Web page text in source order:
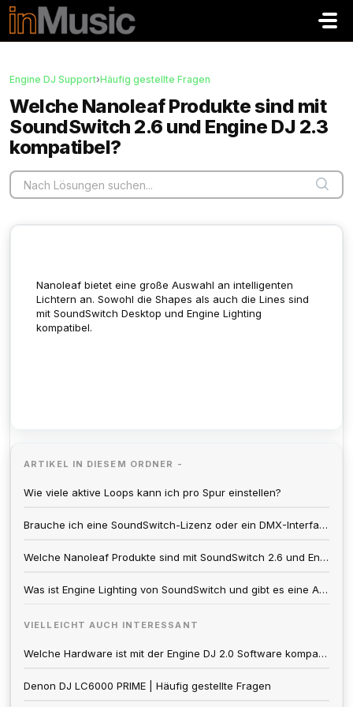
Zum hauptsächlichen Inhalt gehen
Engine DJ Support›Häufig gestellte Fragen
Welche Nanoleaf Produkte sind mit
SoundSwitch 2.6 und Engine DJ 2.3
kompatibel?
Nanoleaf bietet eine große Auswahl an intelligenten
Lichtern an. Sowohl die Shapes als auch die Lines sind
mit SoundSwitch Desktop und Engine Lighting
kompatibel.
ARTIKEL IN DIESEM ORDNER -
Wie viele aktive Loops kann ich pro Spur einstellen?
Brauche ich eine SoundSwitch-Lizenz oder ein DMX-Interface, um Nanoleaf-Lichtpanels mit Engine DJ-Hardware zu verwenden?
Welche Nanoleaf Produkte sind mit SoundSwitch 2.6 und Engine DJ 2.3 kompatibel?
Was ist Engine Lighting von SoundSwitch und gibt es eine Abonnementgebühr?
VIELLEICHT AUCH INTERESSANT
Welche Hardware ist mit der Engine DJ 2.0 Software kompatibel?
Denon DJ LC6000 PRIME | Häufig gestellte Fragen